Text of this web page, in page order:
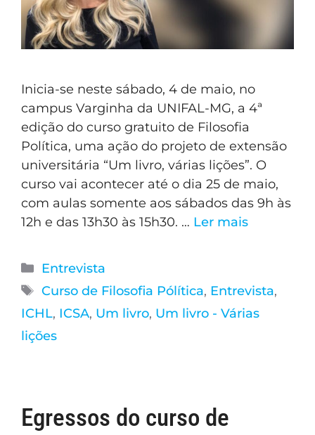
Inicia-se neste sábado, 4 de maio, no
campus Varginha da UNIFAL-MG, a 4ª
edição do curso gratuito de Filosofia
Política, uma ação do projeto de extensão
universitária “Um livro, várias lições”. O
curso vai acontecer até o dia 25 de maio,
com aulas somente aos sábados das 9h às
12h e das 13h30 às 15h30. … Ler mais
Entrevista
Curso de Filosofia Pólítica, Entrevista,
ICHL, ICSA, Um livro, Um livro - Várias
lições
Egressos do curso de